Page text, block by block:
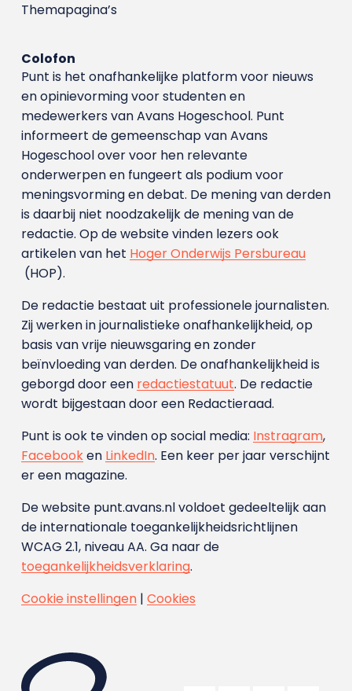
Themapagina’s
Colofon
Punt is het onafhankelijke platform voor nieuws
en opinievorming voor studenten en
medewerkers van Avans Hoge­school. Punt
informeert de gemeenschap van Avans
Hogeschool over voor hen relevante
onderwerpen en fungeert als podium voor
meningsvorming en debat. De mening van derden
is daarbij niet noodzakelijk de mening van de
redactie. Op de website vinden lezers ook
artikelen van het Hoger Onderwijs Persbureau
(HOP).
De redactie bestaat uit professionele journalisten.
Zij werken in journalistieke onafhankelijkheid, op
basis van vrije nieuwsgaring en zonder
beïnvloeding van derden. De onafhankelijkheid is
geborgd door een redactiestatuut. De redactie
wordt bijgestaan door een Redactieraad.
Punt is ook te vinden op social media: Instragram,
Facebooken LinkedIn. Een keer per jaar verschijnt
er een magazine.
De website punt.avans.nl voldoet gedeeltelijk aan
de internationale toegankelijkheidsrichtlijnen
WCAG 2.1, niveau AA. Ga naar de
toegankelijkheidsverklaring.
Cookie instellingen| Cookies